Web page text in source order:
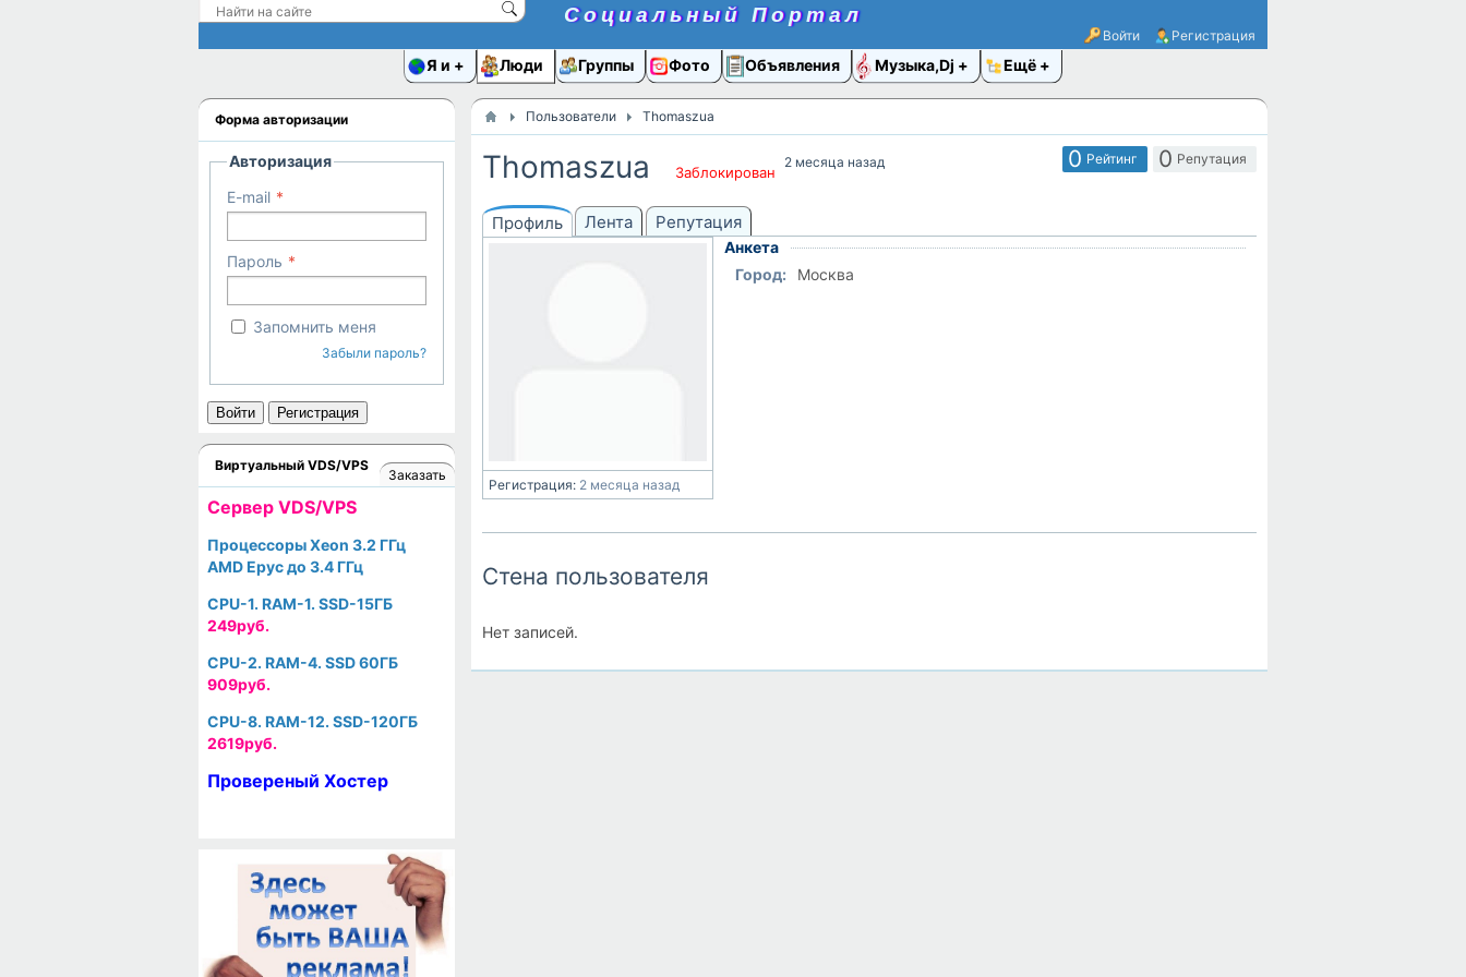
Социальный Портал
Войти Регистрация
Я и Люди Группы Фото Объявления Музыка,Dj Ещё
Пользователи Thomaszua
Thomaszua Заблокирован
2 месяца назад 0 Репутация
0 Рейтинг
Профиль Лента Репутация
Регистрация: 2 месяца назад
Анкета
Город:
Москва
Стена пользователя
Нет записей.
Форма авторизации
Авторизация
E-mail
Пароль
Запомнить меня
Забыли пароль?
Войти Регистрация
Виртуальный VDS/VPS
Заказать
Cервер VDS/VPS
Процессоры Xeon 3.2 ГГц
AMD Epyc до 3.4 ГГц
CPU-1. RAM-1. SSD-15ГБ
249руб.
CPU-2. RAM-4. SSD 60ГБ
909руб.
CPU-8. RAM-12. SSD-120ГБ
2619руб.
Провереный Хостер